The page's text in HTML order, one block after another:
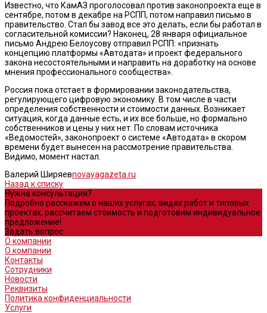
Известно, что КамАЗ проголосовал против законопроекта еще в
сентябре, потом в декабре на РСПП, потом направил письмо в
правительство. Стал бы завод все это делать, если бы работал в
согласительной комиссии? Наконец, 28 января официальное
письмо Андрею Белоусову отправил РСПП: «признать
концепцию платформы «Автодата» и проект федерального
закона несостоятельными и направить на доработку на основе
мнения профессионального сообщества».
Россия пока отстает в формировании законодательства,
регулирующего цифровую экономику. В том числе в части
определения собственности и стоимости данных. Возникает
ситуация, когда данные есть, и их все больше, но формально
собственников и цены у них нет. По словам источника
«Ведомостей», законопроект о системе «Автодата» в скором
времени будет вынесен на рассмотрение правительства.
Видимо, момент настал.
Валерий Ширяевnovayagazeta.ru
Назад к списку
Нужна консультация?
Подробно расскажем о наших услугах, видах работ и типовых
проектах, рассчитаем стоимость и подготовим индивидуальное
предложение!
Задать вопрос
О компании
О компании
Контакты
Сотрудники
Новости
Реквизиты
Политика конфиденциальности
Услуги